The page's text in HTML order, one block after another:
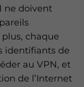
ne doivent
chaque
identifiants de
au VPN, et
de l’Internet